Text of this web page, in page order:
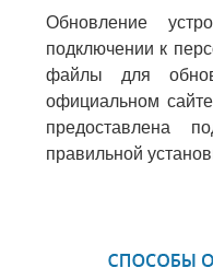
Обновление
подключении к
файлы для
официальном
предоставлена
правильной